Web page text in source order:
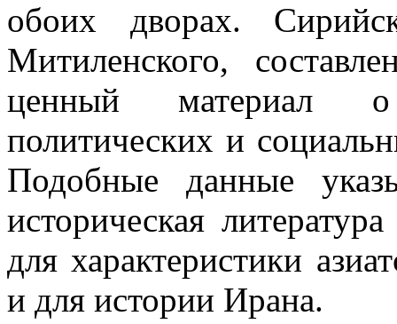
обоих дворах.
Митиленского,
ценный материал о
политических и
Подобные данные
историческая
для характеристики
и для истории Ирана.